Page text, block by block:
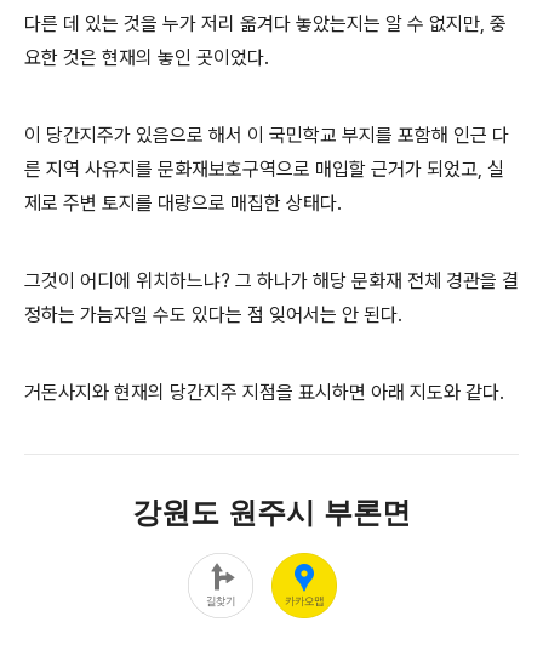
다른 데 있는 것을 누가 저리 옮겨다 놓았는지는 알 수 없지만, 중
요한 것은 현재의 놓인 곳이었다.
이 당간지주가 있음으로 해서 이 국민학교 부지를 포함해 인근 다
른 지역 사유지를 문화재보호구역으로 매입할 근거가 되었고, 실
제로 주변 토지를 대량으로 매집한 상태다.
그것이 어디에 위치하느냐? 그 하나가 해당 문화재 전체 경관을 결
정하는 가늠자일 수도 있다는 점 잊어서는 안 된다.
거돈사지와 현재의 당간지주 지점을 표시하면 아래 지도와 같다.